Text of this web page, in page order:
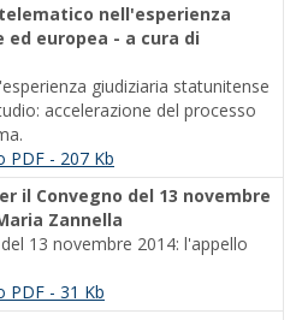
nell'esperienza
europea - a cura di
giudiziaria statunitense
accelerazione del processo
PDF - 207 Kb
il Convegno del 13 novembre
Zannella
13 novembre 2014: l'appello
PDF - 31 Kb